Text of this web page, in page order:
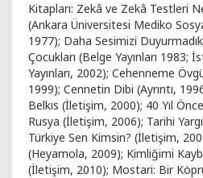
Kitapları: Zekâ ve Zekâ Testleri
(Ankara Üniversitesi Mediko
1977); Daha Sesimizi
Çocukları (Belge Yayınları 1983;
Yayınları, 2002); Cehenneme
1999); Cennetin Dibi (Ayrıntı,
Belkıs (İletişim, 2000); 40 Yıl
Rusya (İletişim, 2006); Tarihi
Türkiye Sen Kimsin? (İletişim,
(Heyamola, 2009); Kimliğimi
(İletişim, 2010); Mostari: Bir